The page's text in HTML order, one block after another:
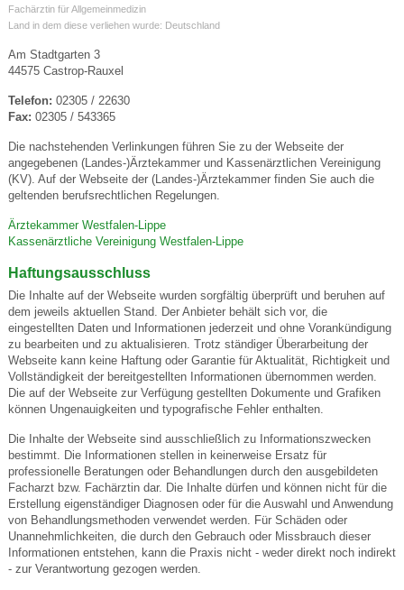
Fachärztin für Allgemeinmedizin
Land in dem diese verliehen wurde: Deutschland
Am Stadtgarten 3
44575 Castrop-Rauxel
Telefon: 02305 / 22630
Fax: 02305 / 543365
Die nachstehenden Verlinkungen führen Sie zu der Webseite der
angegebenen (Landes-)Ärztekammer und Kassenärztlichen Vereinigung
(KV). Auf der Webseite der (Landes-)Ärztekammer finden Sie auch die
geltenden berufsrechtlichen Regelungen.
Ärztekammer Westfalen-Lippe
Kassenärztliche Vereinigung Westfalen-Lippe
Haftungsausschluss
Die Inhalte auf der Webseite wurden sorgfältig überprüft und beruhen auf
dem jeweils aktuellen Stand. Der Anbieter behält sich vor, die
eingestellten Daten und Informationen jederzeit und ohne Vorankündigung
zu bearbeiten und zu aktualisieren. Trotz ständiger Überarbeitung der
Webseite kann keine Haftung oder Garantie für Aktualität, Richtigkeit und
Vollständigkeit der bereitgestellten Informationen übernommen werden.
Die auf der Webseite zur Verfügung gestellten Dokumente und Grafiken
können Ungenauigkeiten und typografische Fehler enthalten.
Die Inhalte der Webseite sind ausschließlich zu Informationszwecken
bestimmt. Die Informationen stellen in keinerweise Ersatz für
professionelle Beratungen oder Behandlungen durch den ausgebildeten
Facharzt bzw. Fachärztin dar. Die Inhalte dürfen und können nicht für die
Erstellung eigenständiger Diagnosen oder für die Auswahl und Anwendung
von Behandlungsmethoden verwendet werden. Für Schäden oder
Unannehmlichkeiten, die durch den Gebrauch oder Missbrauch dieser
Informationen entstehen, kann die Praxis nicht - weder direkt noch indirekt
- zur Verantwortung gezogen werden.